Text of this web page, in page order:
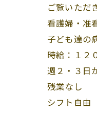
ご覧いただ
看護婦・准
子ども達の
時給：１２
週２・３日
残業なし
シフト自由